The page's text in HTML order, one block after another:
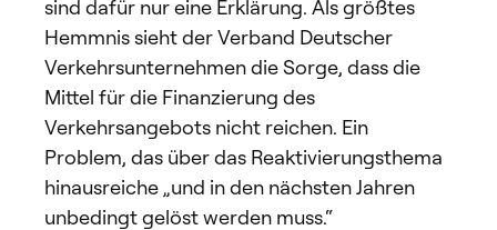
sind dafür nur eine Erklärung. Als größtes
Hemmnis sieht der Verband Deutscher
Verkehrsunternehmen die Sorge, dass die
Mittel für die Finanzierung des
Verkehrsangebots nicht reichen. Ein
Problem, das über das Reaktivierungsthema
hinausreiche „und in den nächsten Jahren
unbedingt gelöst werden muss.“